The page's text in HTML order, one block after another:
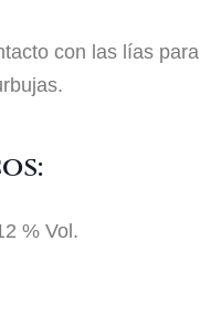
con las lías para
% Vol.